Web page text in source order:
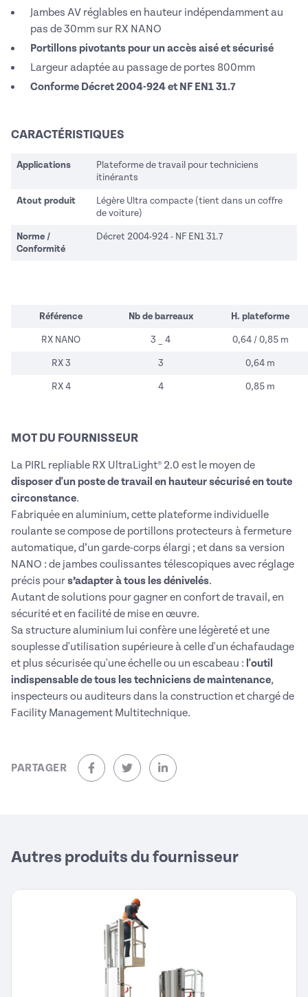
Jambes AV réglables en hauteur indépendamment au
pas de 30mm sur RX NANO
Portillons pivotants pour un accès aisé et sécurisé
Largeur adaptée au passage de portes 800mm
Conforme Décret 2004-924 et NF EN1 31.7
CARACTÉRISTIQUES
Applications
Plateforme de travail pour techniciens
itinérants
Atout produit
Légère Ultra compacte (tient dans un coffre
de voiture)
Norme /
Conformité
Décret 2004-924 - NF EN1 31.7
Référence Nb de barreaux H. plateforme
RX NANO 3 _ 4 0,64 / 0,85 m
RX 3 3 0,64 m
RX 4 4 0,85 m
MOT DU FOURNISSEUR
La PIRL repliable RX UltraLight® 2.0 est le moyen de
disposer d'un poste de travail en hauteur sécurisé en toute
circonstance.
Fabriquée en aluminium, cette plateforme individuelle
roulante se compose de portillons protecteurs à fermeture
automatique, d’un garde-corps élargi ; et dans sa version
NANO : de jambes coulissantes télescopiques avec réglage
précis pours’adapter à tous les dénivelés.
Autant de solutions pour gagner en confort de travail, en
sécurité et en facilité de mise en œuvre.
Sa structure aluminium lui confère une légèreté et une
souplesse d'utilisation supérieure à celle d'un échafaudage
et plus sécurisée qu'une échelle ou un escabeau : l'outil
indispensable de tous les techniciens de maintenance,
inspecteurs ou auditeurs dans la construction et chargé de
Facility Management Multitechnique.
PARTAGER
sur Facebook (nouvelle fenêtre)
sur Twitter (nouvelle fenêtre)
sur Linkedin (nouvelle fenêtre)
Autres produits du fournisseur